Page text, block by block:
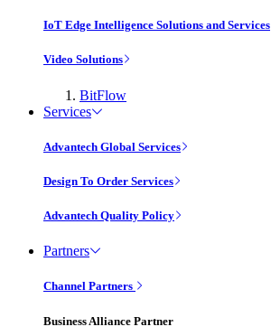
IoT Edge Intelligence Solutions and Services
Video Solutions
BitFlow
Services
Advantech Global Services
Design To Order Services
Advantech Quality Policy
Partners
Channel Partners
Business Alliance Partner